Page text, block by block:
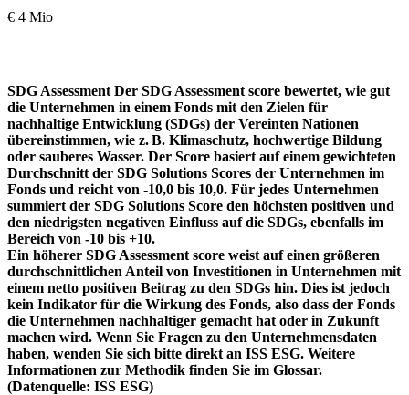
€ 4 Mio
SDG Assessment Der SDG Assessment score bewertet, wie gut
die Unternehmen in einem Fonds mit den Zielen für
nachhaltige Entwicklung (SDGs) der Vereinten Nationen
übereinstimmen, wie z. B. Klimaschutz, hochwertige Bildung
oder sauberes Wasser. Der Score basiert auf einem gewichteten
Durchschnitt der SDG Solutions Scores der Unternehmen im
Fonds und reicht von -10,0 bis 10,0. Für jedes Unternehmen
summiert der SDG Solutions Score den höchsten positiven und
den niedrigsten negativen Einfluss auf die SDGs, ebenfalls im
Bereich von -10 bis +10.
Ein höherer SDG Assessment score weist auf einen größeren
durchschnittlichen Anteil von Investitionen in Unternehmen mit
einem netto positiven Beitrag zu den SDGs hin. Dies ist jedoch
kein Indikator für die Wirkung des Fonds, also dass der Fonds
die Unternehmen nachhaltiger gemacht hat oder in Zukunft
machen wird. Wenn Sie Fragen zu den Unternehmensdaten
haben, wenden Sie sich bitte direkt an ISS ESG. Weitere
Informationen zur Methodik finden Sie im Glossar.
(Datenquelle: ISS ESG)